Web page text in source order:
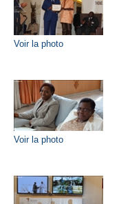
Voir la photo
Voir la photo